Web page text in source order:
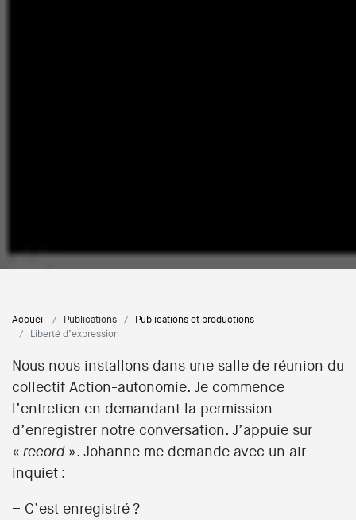
Accueil Publications
Publications et productions
Liberté d’expression
Nous nous installons dans une salle de réunion du
collectif Action-autonomie. Je commence
l’entretien en demandant la permission
d’enregistrer notre conversation. J’appuie sur
« record ». Johanne me demande avec un air
inquiet :
– C’est enregistré ?